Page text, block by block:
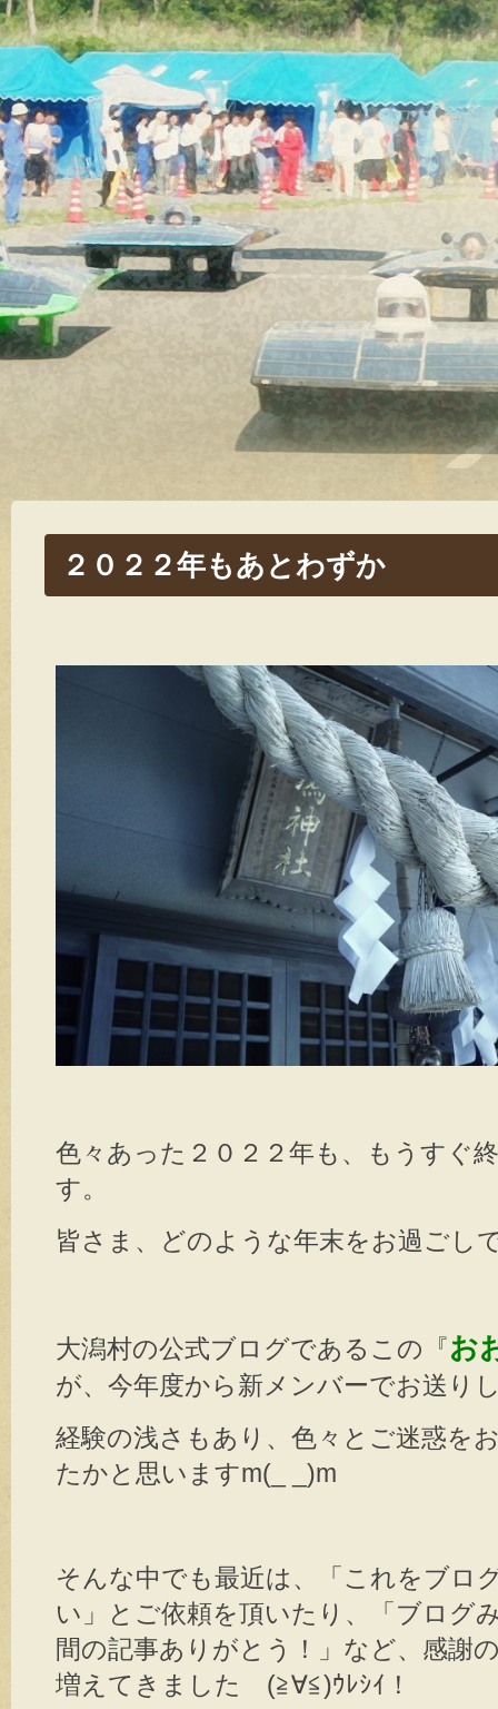
２０２２年もあとわずか
色々あった２０２２年も、もうすぐ
す。
皆さま、どのような年末をお過ごし
大潟村の公式ブログであるこの 『お
が、今年度から新メンバーでお送り
経験の浅さもあり、色々とご迷惑を
たかと思いますm(_ _)m
そんな中でも最近は、「これをブロ
い」とご依頼を頂いたり、「ブログ
間の記事ありがとう！」など、感謝
増えてきました (≧∀≦)ｳﾚｼｲ！